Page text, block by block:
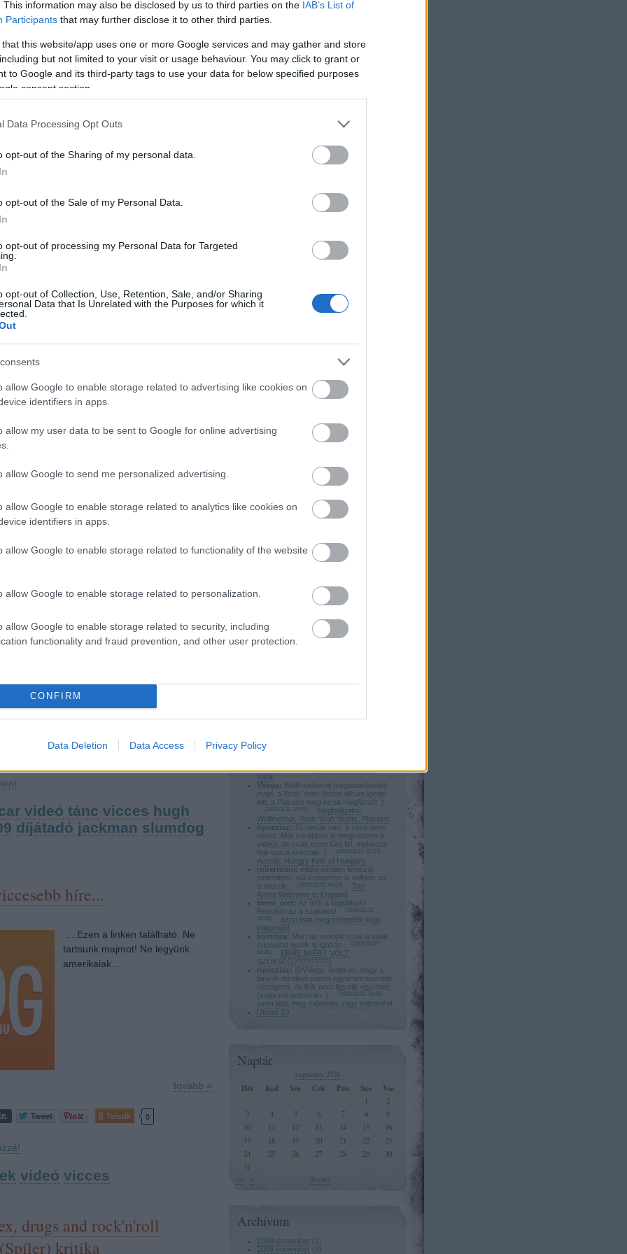
This information may also be disclosed by us to third parties on the IAB’s List of
Participants that may further disclose it to other third parties.
that this website/app uses one or more Google services and may gather and store
but not limited to your visit or usage behaviour. You may click to grant or
to Google and its third-party tags to use your data for below specified purposes
consent section.
Data Processing Opt Outs
opt-out of the Sharing of my personal data.
opt-out of the Sale of my Personal Data.
opt-out of processing my Personal Data for Targeted
opt-out of Collection, Use, Retention, Sale, and/or Sharing
Data that Is Unrelated with the Purposes for which it
allow Google to enable storage related to advertising like cookies on
identifiers in apps.
allow my user data to be sent to Google for online advertising
allow Google to send me personalized advertising.
allow Google to enable storage related to analytics like cookies on
identifiers in apps.
allow Google to enable storage related to functionality of the website
allow Google to enable storage related to personalization.
allow Google to enable storage related to security, including
functionality and fraud prevention, and other user protection.
CONFIRM
Data Deletion Data Access Privacy Policy
csendben ült néhány pillanatig... én még nem
tértem magamhoz, és nem hiszem el amit
láttam. Több olyan szó forog most a fejemben
ami nem pont papírra való, és a látottakat…
tovább »
The Hangover
fekete komédiára? A "The
Hangover" kb. ugyanilyen
nevetgélni egy kicsit!
tovább »
mozi vicces
és beszámoló!
maradnom, ez is csoda. Bevallom, kb. 15 éve
egy gálát se hagytam ki, de idáig ez volt talán
titokban tartották a fellépőket, és a
díjátadókat. Nem voltak…
tovább »
Tetszik 0
videó tánc vicces hugh
díjátadó jackman slumdog
híre...
....Ezen a linken található. Ne
tartsunk majmot! Ne legyünk
amerikaiak...
tovább »
Tetszik 0
videó vicces
drugs and rock'n'roll
kritika
Vicces és tanulságos
A vászonról
Mafilm
My Causes..pls Join!
Why Democracy
Kötelező Olvasmány:
HTML
Kedvenc Játék!
Szerintetek.....
silentdiszno:
poprocks:@saymyname: Köszönöm:)
poprocks:@VVega: Wolfmother jó!
Yeahs, Placebo
saymyname:
fotók
VVega: Wolfmotherrel megismerkedek
majd, a Yeah Yeah Yeahs album igenjó
lett, a Placebo meg kicsit megfáradt :)
2009.05.11. 17:43
Meghallgatni:
Wolfmother, Yeah Yeah Yeahs, Placebo
nyuszisz:
Jó nevük van; a zene sem
rossz. Már korábban is megnéztem a
videót, de csak most tűnt fel, mekkora
feje van a srácnak :)
2009.03.24. 21:27)
Aussie: Hungry Kids of Hungary
robertdani: eddig minden lemezét
szerettem, sőt koncerten is voltam. ez
is tetszik.
2009.03.20. 06:58
Tori
Amos:Welcome to England
omni_olet: Az írek a legjobbak!
Repüljön az a szakács!
2009.03.12.
22:03
azon lista meg mémelés vagy
mittomén!
koimbra: Mert az amcsik csak a saját
cuccukat nyelik le igazán
2009.03.07.
18:20
ERRE MIÉRT VOLT
SZÜKSÉG?????????
nyuszisz:
@VVega: érdekes, hogy a
lányok mindkét nemet egyaránt szeretik
nézegetni, de fiúk nem figyelik egymást,
(vagy mit tudom én ;)
2009.03.03. 19:35)
azon lista meg mémelés vagy mittomén!
Utolsó 20
Naptár
augusztus 2026
Hét Ked Sze Csü Pén Szo Vas
<< < Archív
1
2
3
4 5 6 7 8
9
10
11 12 13 14 15
16
17
18 19 20 21 22
23
24
25 26 27 28 29
30
31
Archívum
2009 december ( 1 )
2009 november ( 3)